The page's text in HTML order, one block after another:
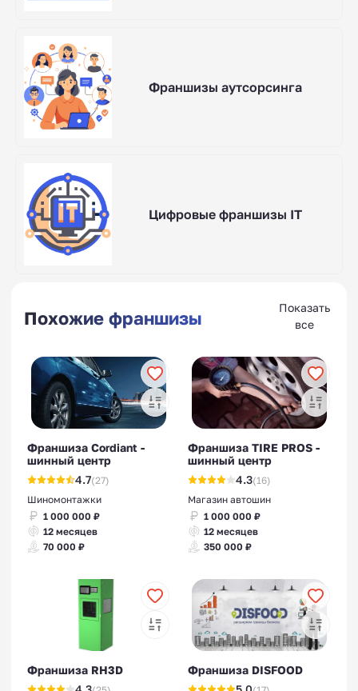
Франшизы аутсорсинга
Цифровые франшизы IT
Похожие франшизы
Показать
все
Франшиза Cordiant -
шинный центр
4.7(27)
Шиномонтажки
1 000 000 ₽
12 месяцев
70 000 ₽
Франшиза TIRE PROS -
шинный центр
4.3(16)
Магазин автошин
1 000 000 ₽
12 месяцев
350 000 ₽
Франшиза RH3D
Франшиза DISFOOD